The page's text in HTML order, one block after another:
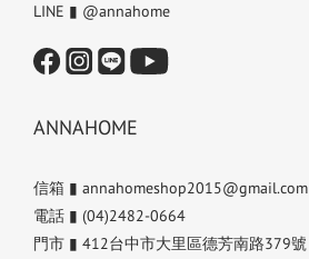
LINE ▮ @annahome
ANNAHOME
信箱 ▮ annahomeshop2015@gmail.com
電話 ▮ (04)2482-0664
門市 ▮ 412台中市大里區德芳南路379號